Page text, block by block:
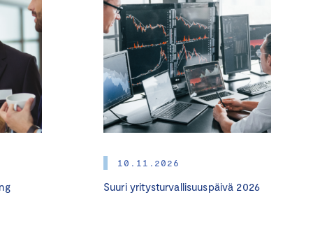
ja joka haluaa
Osallistuminen
10.11.2026
Suuri yritysturvallisuuspäivä 2026